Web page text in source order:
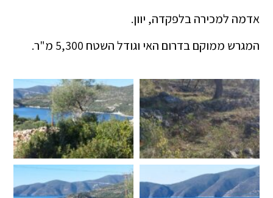
אדמה למכירה בלפקדה, יוון.
המגרש ממוקם בדרום האי וגודל השטח 5,300 מ"ר.